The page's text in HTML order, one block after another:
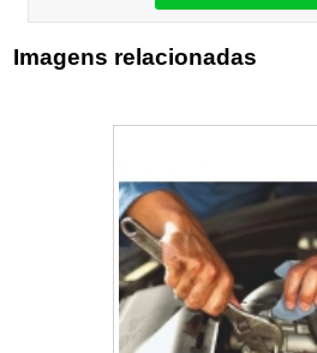
Imagens relacionadas